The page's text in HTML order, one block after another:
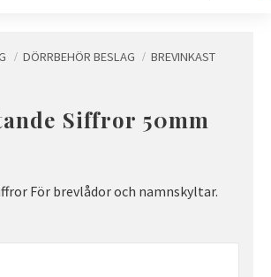
DÖRRBEHÖR BESLAG
BREVINKAST
Siffror 50mm
För brevlådor och namnskyltar.